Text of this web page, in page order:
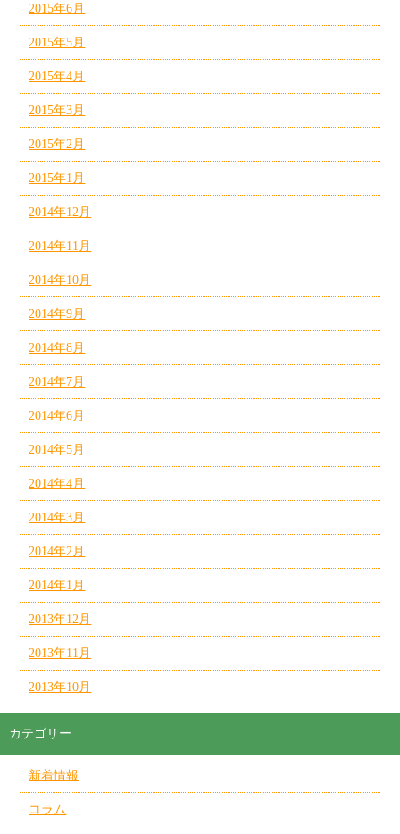
2015年6月
2015年5月
2015年4月
2015年3月
2015年2月
2015年1月
2014年12月
2014年11月
2014年10月
2014年9月
2014年8月
2014年7月
2014年6月
2014年5月
2014年4月
2014年3月
2014年2月
2014年1月
2013年12月
2013年11月
2013年10月
カテゴリー
新着情報
コラム